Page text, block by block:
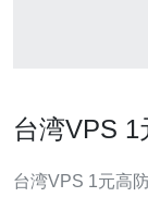
台湾VPS 1
台湾VPS 1元高防云主机优